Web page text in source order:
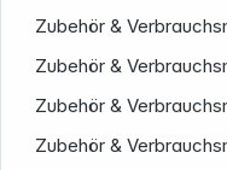
Zubehör &
Zubehör &
Zubehör &
Zubehör &